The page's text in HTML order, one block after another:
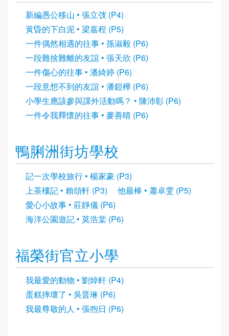
新編愚公移山 • 張立弢 (P4)
黃昏的下白泥 • 梁嘉程 (P5)
一件偶然相遇的往事 • 孫淑毅 (P6)
一段難捨難離的友誼 • 張天欣 (P6)
一件傷心的往事 • 潘綺婷 (P6)
一段意想不到的友誼 • 潘鎧樺 (P6)
小學生應該參與課外活動嗎？ • 陳沛彰 (P6)
一件令我釋懷的往事 • 麥善晴 (P6)
鴨脷洲街坊學校
記一次學校旅行 • 楊家豪 (P3)
上茶樓記 • 賴頌軒 (P3)
他最棒 • 蕭卓雯 (P5)
愛心小故事 • 莊靜儀 (P6)
海洋公園遊記 • 莫浩棠 (P6)
福榮街官立小學
我最愛的動物 • 劉焯軒 (P4)
蛋糕摔壞了 • 吳晋琳 (P6)
我最尊敬的人 • 張煦日 (P6)